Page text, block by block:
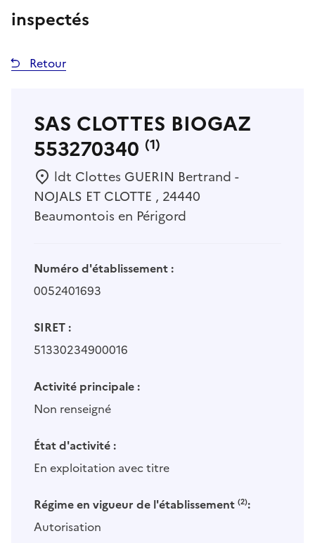
inspectés
Retour
SAS CLOTTES BIOGAZ
553270340 (1)
ldt Clottes GUERIN Bertrand -
NOJALS ET CLOTTE , 24440
Beaumontois en Périgord
Numéro d'établissement :
0052401693
SIRET :
51330234900016
Activité principale :
Non renseigné
État d'activité :
En exploitation avec titre
Régime en vigueur de l'établissement (2):
Autorisation